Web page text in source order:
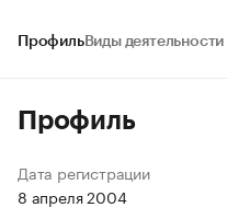
ПрофильВиды деятельности
Профиль
Дата регистрации
8 апреля 2004